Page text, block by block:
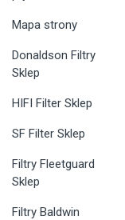
Mapa strony
Donaldson Filtry
Sklep
HIFI Filter Sklep
SF Filter Sklep
Filtry Fleetguard
Sklep
Filtry Baldwin